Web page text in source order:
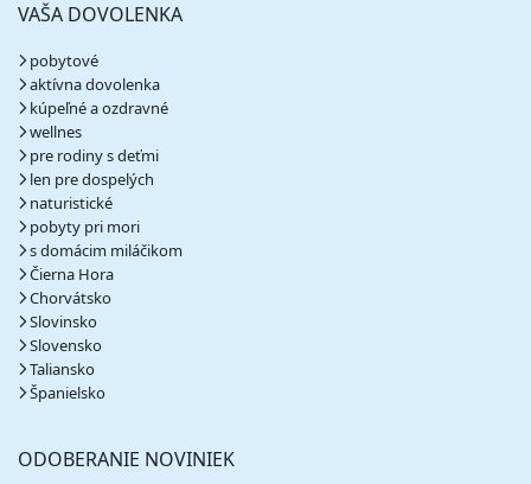
VAŠA DOVOLENKA
pobytové
aktívna dovolenka
kúpeľné a ozdravné
wellnes
pre rodiny s deťmi
len pre dospelých
naturistické
pobyty pri mori
s domácim miláčikom
Čierna Hora
Chorvátsko
Slovinsko
Slovensko
Taliansko
Španielsko
ODOBERANIE NOVINIEK